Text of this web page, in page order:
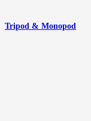
Tripod & Monopod